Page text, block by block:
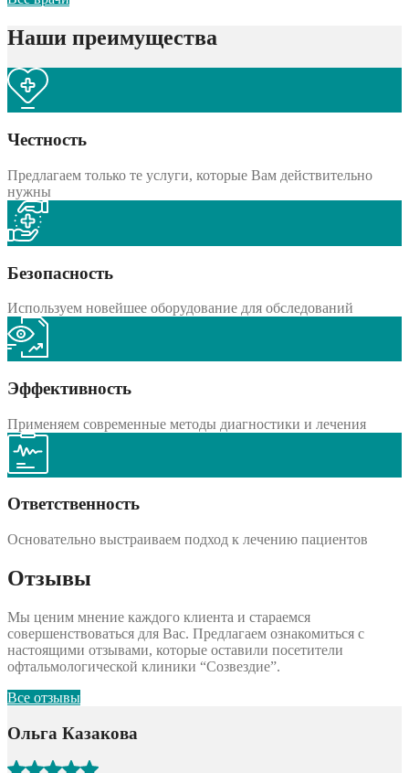
Наши преимущества
Честность
Предлагаем только те услуги, которые Вам действительно
нужны
Безопасность
Используем новейшее оборудование для обследований
Эффективность
Применяем современные методы диагностики и лечения
Ответственность
Основательно выстраиваем подход к лечению пациентов
Отзывы
Мы ценим мнение каждого клиента и стараемся
совершенствоваться для Вас. Предлагаем ознакомиться с
настоящими отзывами, которые оставили посетители
офтальмологической клиники “Созвездие”.
Все отзывы
Ольга Казакова